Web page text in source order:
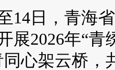
日，青海省
展2026年“
心架云桥，